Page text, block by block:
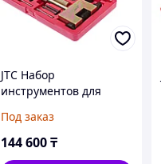
JTC Набор
инструментов для
разъединения звеньев
цепи ГРМ (MERCEDES)
Под заказ
144 600₸